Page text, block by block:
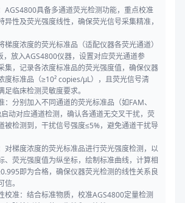
AGS4800具备多通道荧光检测功能，重点校准
异性及荧光强度线性，确保荧光信号采集精准，
梯度浓度的荧光标准品（适配仪器各荧光通道）
，放入AGS4800仪器，设置对应荧光通道参
集，记录各浓度标准品的荧光强度值，确保仪器
度标准品（≥10² copies/μL），且荧光信号清
临床检测灵敏度要求。
：分别加入不同通道的荧光标准品（如FAM、
动对应通道检测，确认各通道无交叉干扰，荧
被检测到，干扰信号强度≤5%，避免通道干扰导
对梯度浓度的荧光标准品进行荧光强度检测，以
、荧光强度值为纵坐标，绘制标准曲线，计算相
即为合格，确保仪器荧光检测的线性关系良
。
校准：结合标准物质，校准AGS4800定量检测